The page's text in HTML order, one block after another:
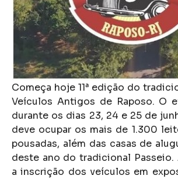
Começa hoje 11ª edição do
Veículos Antigos de Raposo. O
durante os dias 23, 24 e 25 de
deve ocupar os mais de 1.300
pousadas, além das casas de
deste ano do tradicional Passeio.
a inscrição dos veículos em